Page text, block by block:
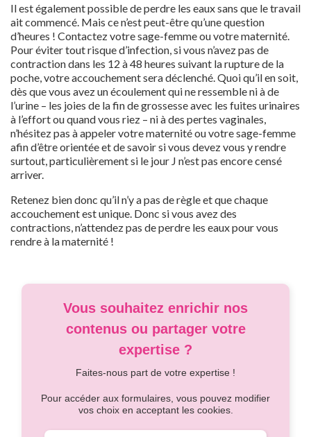
Il est également possible de perdre les eaux sans que le travail
ait commencé. Mais ce n’est peut-être qu’une question
d’heures ! Contactez votre sage-femme ou votre maternité.
Pour éviter tout risque d’infection, si vous n’avez pas de
contraction dans les 12 à 48 heures suivant la rupture de la
poche, votre accouchement sera déclenché. Quoi qu’il en soit,
dès que vous avez un écoulement qui ne ressemble ni à de
l’urine – les joies de la fin de grossesse avec les fuites urinaires
à l’effort ou quand vous riez – ni à des pertes vaginales,
n’hésitez pas à appeler votre maternité ou votre sage-femme
afin d’être orientée et de savoir si vous devez vous y rendre
surtout, particulièrement si le jour J n’est pas encore censé
arriver.
Retenez bien donc qu’il n’y a pas de règle et que chaque
accouchement est unique. Donc si vous avez des
contractions, n’attendez pas de perdre les eaux pour vous
rendre à la maternité !
Vous souhaitez enrichir nos
contenus ou partager votre
expertise ?
Faites-nous part de votre expertise !
Pour accéder aux formulaires, vous pouvez modifier
vos choix en acceptant les cookies.